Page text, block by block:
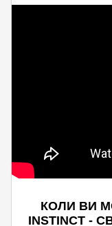
КОЛИ ВИ
INSTINCT -